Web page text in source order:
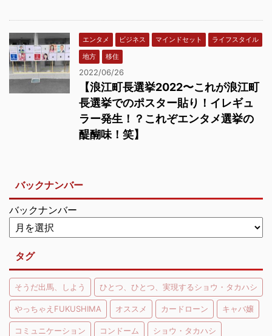
エンタメ ビジネス マインドセット
ライフスタイル
地方
移住
2022/06/26
【浪江町長選挙2022〜これが浪江町
長選挙でのポスター貼り！イレギュ
ラー発生！？これぞエンタメ選挙の
醍醐味！笑】
バックナンバー
バックナンバー
タグ
そうだ出馬、しよう ひとつ、ひとつ、実現するショウ・タカハシ
やっちゃえFUKUSHIMA オススメ カードローン キャバ嬢
コミュニケーション コンドーム ショウ・タカハシ